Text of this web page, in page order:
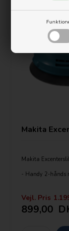
Makita
Makita
- Handy 2-hånds
- Papirfastgørelse
Vejl. Pris
899,00